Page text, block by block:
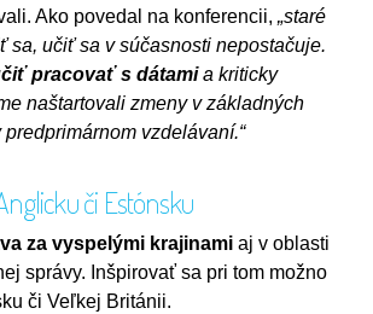
Ako povedal na konferencii, „staré
sa, učiť sa v súčasnosti nepostačuje.
pracovať s dátamia kriticky
naštartovali zmeny v základných
vzdelávaní.“
či Estónsku
za vyspelými krajinami aj v oblasti
správy. Inšpirovať sa pri tom možno
či Veľkej Británii.